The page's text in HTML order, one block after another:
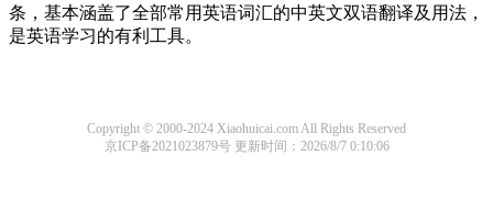
条，基本涵盖了全部常用英语词汇的中英文双语翻译及用法，
是英语学习的有利工具。
Copyright © 2000-2024 Xiaohuicai.com All Rights Reserved
京ICP备2021023879号更新时间：2026/8/7 0:10:06